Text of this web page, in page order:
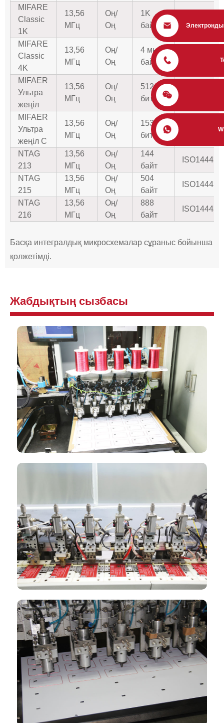
MIFARE
Classic
1K
13,56
МГц
Оң/
Оң
1K
байт
MIFARE
Classic
4K
13,56
МГц
Оң/
Оң
4 мың
байт
ISO14443A
MIFAER
Ультра
жеңіл
13,56
МГц
Оң/
Оң
512
бит
MIFAER
Ультра
жеңіл C
13,56
МГц
Оң/
Оң
1536
бит
ISO14443A
NTAG
213
13,56
МГц
Оң/
Оң
144
байт
ISO14443A
NTAG
215
13,56
МГц
Оң/
Оң
504
байт
ISO14443A
NTAG
216
13,56
МГц
Оң/
Оң
888
байт
ISO14443A
Басқа интегралдық микросхемалар сұраныс бойынша
қолжетімді.
Жабдықтың сызбасы